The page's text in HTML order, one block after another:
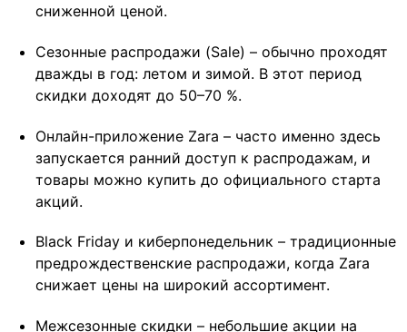
сниженной ценой.
Сезонные распродажи (Sale) – обычно проходят
дважды в год: летом и зимой. В этот период
скидки доходят до 50–70 %.
Онлайн-приложение Zara – часто именно здесь
запускается ранний доступ к распродажам, и
товары можно купить до официального старта
акций.
Black Friday и киберпонедельник – традиционные
предрождественские распродажи, когда Zara
снижает цены на широкий ассортимент.
Межсезонные скидки – небольшие акции на